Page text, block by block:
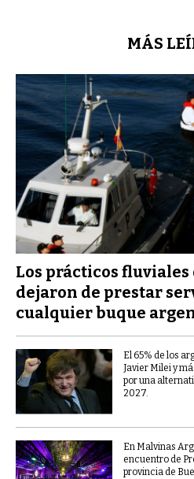
MÁS
Los prácticos fluviales
dejaron de prestar
cualquier buque
El 65% de los
Javier Milei y
por una
2027.
En Malvinas
encuentro de
provincia de